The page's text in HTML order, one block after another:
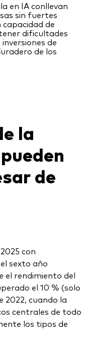
en IA conllevan
sin fuertes
de
dificultades
de
de los
la
de
con
el sexto año
el rendimiento del
el 10 % (solo
cuando la
centrales de todo
los tipos de